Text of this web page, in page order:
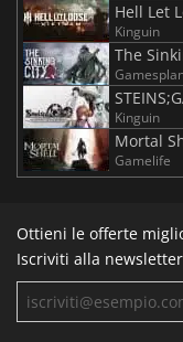
Hell Let
Kinguin
The
Kinguin
Mortal
Gamelife
Ottieni le offerte
Iscriviti alla